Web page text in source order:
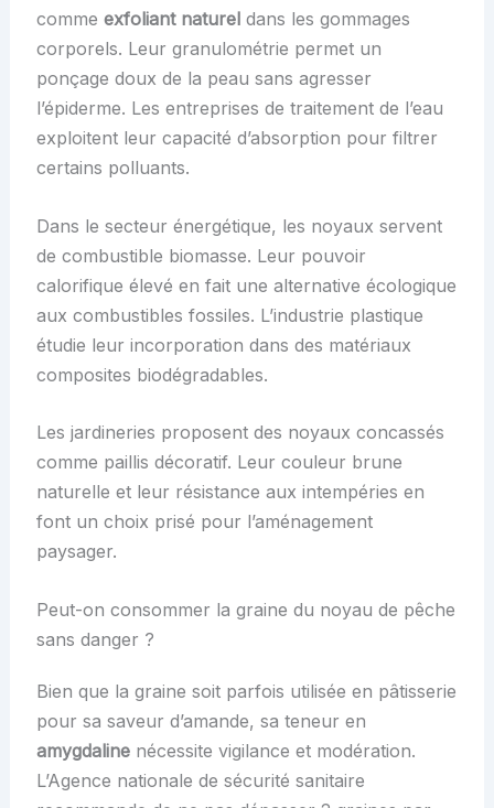
comme exfoliant natureldans les gommages
corporels. Leur granulométrie permet un
ponçage doux de la peau sans agresser
l’épiderme. Les entreprises de traitement de l’eau
exploitent leur capacité d’absorption pour filtrer
certains polluants.
Dans le secteur énergétique, les noyaux servent
de combustible biomasse. Leur pouvoir
calorifique élevé en fait une alternative écologique
aux combustibles fossiles. L’industrie plastique
étudie leur incorporation dans des matériaux
composites biodégradables.
Les jardineries proposent des noyaux concassés
comme paillis décoratif. Leur couleur brune
naturelle et leur résistance aux intempéries en
font un choix prisé pour l’aménagement
paysager.
Peut-on consommer la graine du noyau de pêche
sans danger ?
Bien que la graine soit parfois utilisée en pâtisserie
pour sa saveur d’amande, sa teneur en
amygdalinenécessite vigilance et modération.
L’Agence nationale de sécurité sanitaire